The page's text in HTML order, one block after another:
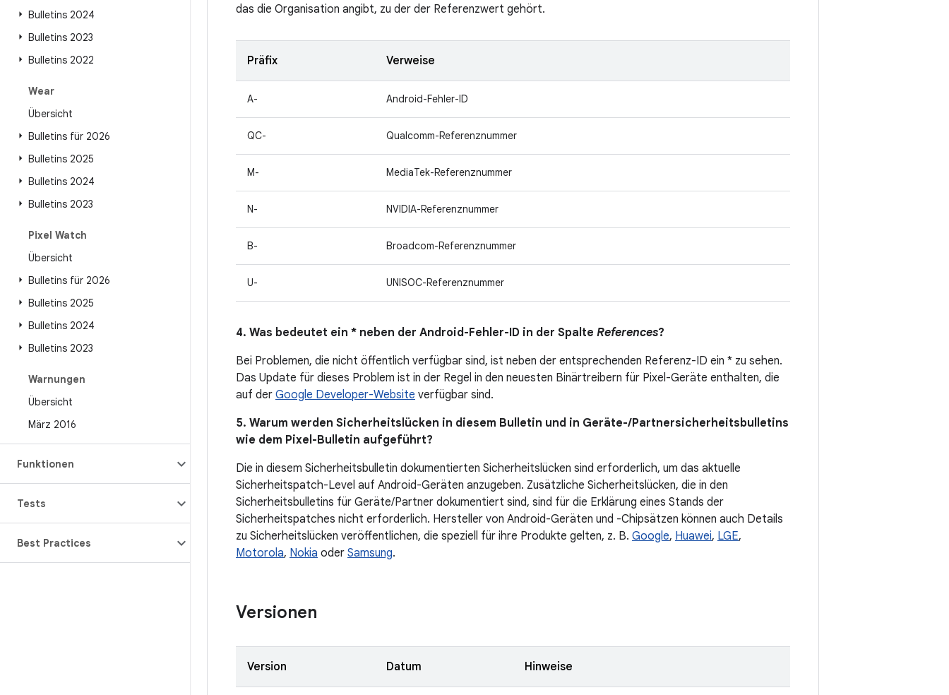
Bulletins 2024
Bulletins 2023
Bulletins 2022
Wear
Übersicht
Bulletins für 2026
Bulletins 2025
Bulletins 2024
Bulletins 2023
Pixel Watch
Übersicht
Bulletins für 2026
Bulletins 2025
Bulletins 2024
Bulletins 2023
Warnungen
Übersicht
März 2016
Funktionen
Tests
Best Practices
das die Organisation angibt, zu der der Referenzwert gehört.
Präfix Verweise
A- Android-Fehler-ID
QC- Qualcomm-Referenznummer
M- MediaTek-Referenznummer
N- NVIDIA-Referenznummer
B- Broadcom-Referenznummer
U- UNISOC-Referenznummer
4. Was bedeutet ein * neben der Android-Fehler-ID in der Spalte References?
Bei Problemen, die nicht öffentlich verfügbar sind, ist neben der entsprechenden Referenz-ID ein * zu sehen.
Das Update für dieses Problem ist in der Regel in den neuesten Binärtreibern für Pixel-Geräte enthalten, die
auf der Google Developer-Website verfügbar sind.
5. Warum werden Sicherheitslücken in diesem Bulletin und in Geräte-/Partnersicherheitsbulletins
wie dem Pixel-Bulletin aufgeführt?
Die in diesem Sicherheitsbulletin dokumentierten Sicherheitslücken sind erforderlich, um das aktuelle
Sicherheitspatch-Level auf Android-Geräten anzugeben. Zusätzliche Sicherheitslücken, die in den
Sicherheitsbulletins für Geräte/Partner dokumentiert sind, sind für die Erklärung eines Stands der
Sicherheitspatches nicht erforderlich. Hersteller von Android-Geräten und -Chipsätzen können auch Details
zu Sicherheitslücken veröffentlichen, die speziell für ihre Produkte gelten, z. B. Google, Huawei, LGE,
Motorola, Nokia oder Samsung.
Versionen
Version Datum Hinweise